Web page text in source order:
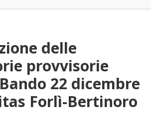
delle
provvisorie
22 dicembre
Forlì-Bertinoro